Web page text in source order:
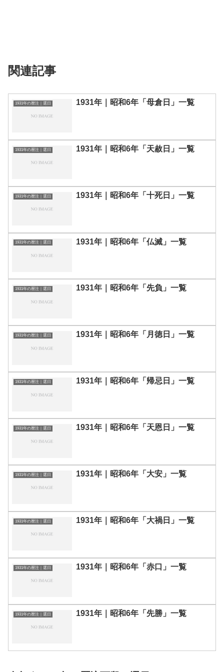
関連記事
1931年の暦注｜選日 1931年｜昭和6年「母倉日」一覧
1931年の暦注｜選日 1931年｜昭和6年「天赦日」一覧
1931年の暦注｜選日 1931年｜昭和6年「十死日」一覧
1931年の暦注｜選日 1931年｜昭和6年「仏滅」一覧
1931年の暦注｜選日 1931年｜昭和6年「先負」一覧
1931年の暦注｜選日 1931年｜昭和6年「月徳日」一覧
1931年の暦注｜選日 1931年｜昭和6年「帰忌日」一覧
1931年の暦注｜選日 1931年｜昭和6年「天恩日」一覧
1931年の暦注｜選日 1931年｜昭和6年「大安」一覧
1931年の暦注｜選日 1931年｜昭和6年「大禍日」一覧
1931年の暦注｜選日 1931年｜昭和6年「赤口」一覧
1931年の暦注｜選日 1931年｜昭和6年「先勝」一覧